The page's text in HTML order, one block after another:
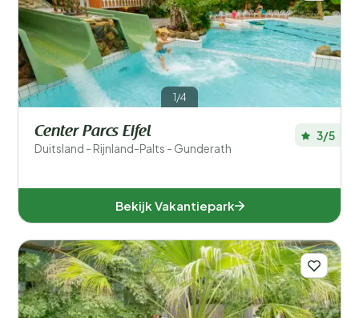
1/4
Center Parcs Eifel
Duitsland - Rijnland-Palts - Gunderath
3/5
Bekijk Vakantiepark